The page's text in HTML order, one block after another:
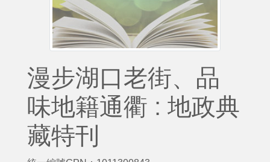
漫步湖口老街、品
味地籍通衢 : 地政典
藏特刊